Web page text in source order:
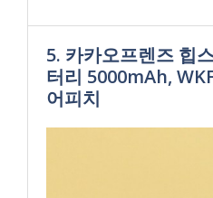
5. 카카오프렌즈 힙
터리 5000mAh,
어피치